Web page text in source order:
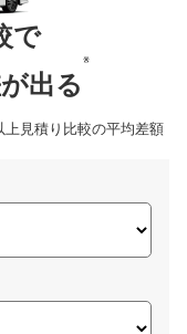
で
出る
※
見積り比較の平均差額